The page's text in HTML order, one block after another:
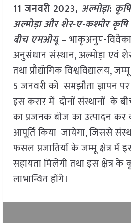
11 जनवरी 2023, अल्मोड़ा:
अल्मोड़ा और शेर-ए-कश्मीर कृषि
बीच एमओयू– भाकृअनुप-
अनुसंधान संस्थान, अल्मोड़ा एवं
तथा प्रौद्योगिक विश्वविद्यालय,
5 जनवरी को समझौता ज्ञापन पर
इस करार में दोनों संस्थानों के
का प्रजनक बीज का उत्पादन कर
आपूर्ति किया जायेगा, जिससे
फसल प्रजातियों के जम्मू क्षेत्र में
सहायता मिलेगी तथा इस क्षेत्र
लाभान्वित होंगे।